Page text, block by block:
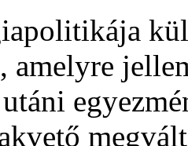
amelyre